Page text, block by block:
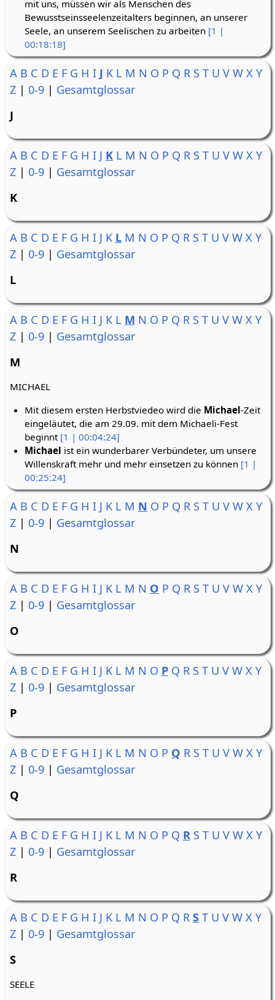
mit uns, müssen wir als Menschen des
Bewusstseinsseelenzeitalters beginnen, an unserer
Seele, an unserem Seelischen zu arbeiten [1 |
00:18:18]
A B C D E F G H I J K L M N O P Q R S T U V W X Y
Z| 0-9| Gesamtglossar
J
A B C D E F G H I J K L M N O P Q R S T U V W X Y
Z| 0-9| Gesamtglossar
K
A B C D E F G H I J K L M N O P Q R S T U V W X Y
Z| 0-9| Gesamtglossar
L
A B C D E F G H I J K L M N O P Q R S T U V W X Y
Z| 0-9| Gesamtglossar
M
MICHAEL
Mit diesem ersten Herbstviedeo wird die Michael-Zeit
eingeläutet, die am 29.09. mit dem Michaeli-Fest
beginnt [1 | 00:04:24]
Michael ist ein wunderbarer Verbündeter, um unsere
Willenskraft mehr und mehr einsetzen zu können [1 |
00:25:24]
A B C D E F G H I J K L M N O P Q R S T U V W X Y
Z| 0-9| Gesamtglossar
N
A B C D E F G H I J K L M N O P Q R S T U V W X Y
Z| 0-9| Gesamtglossar
O
A B C D E F G H I J K L M N O P Q R S T U V W X Y
Z| 0-9| Gesamtglossar
P
A B C D E F G H I J K L M N O P Q R S T U V W X Y
Z| 0-9| Gesamtglossar
Q
A B C D E F G H I J K L M N O P Q R S T U V W X Y
Z| 0-9| Gesamtglossar
R
A B C D E F G H I J K L M N O P Q R S T U V W X Y
Z| 0-9| Gesamtglossar
S
SEELE